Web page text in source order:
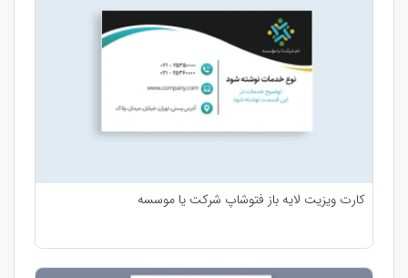
کارت ویزیت لایه باز فتوشاپ شرکت یا موسسه